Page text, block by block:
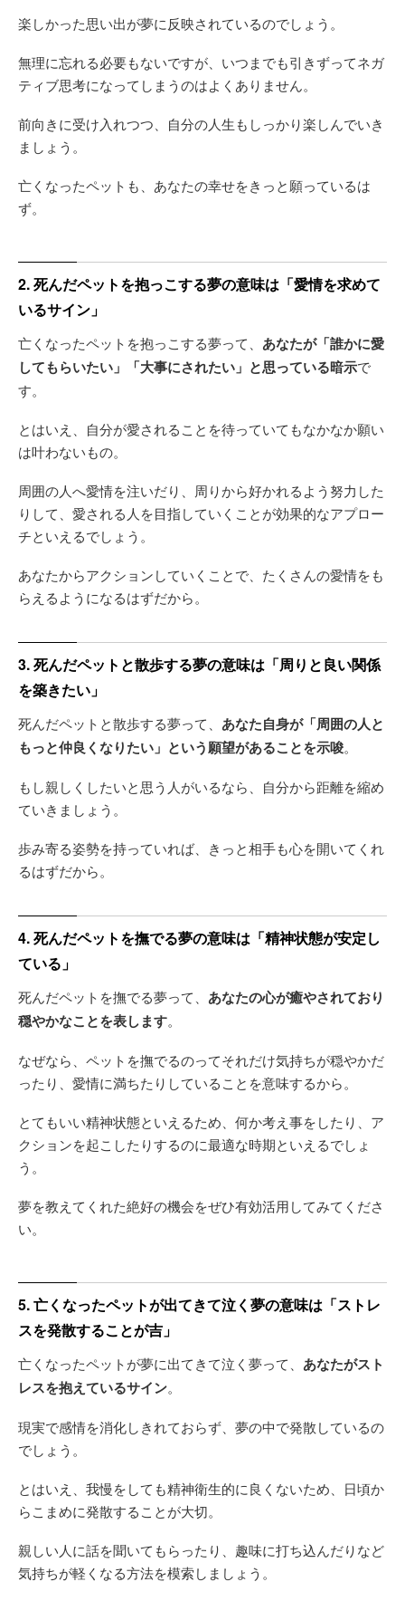
楽しかった思い出が夢に反映されているのでしょう。
無理に忘れる必要もないですが、いつまでも引きずってネガ
ティブ思考になってしまうのはよくありません。
前向きに受け入れつつ、自分の人生もしっかり楽しんでいき
ましょう。
亡くなったペットも、あなたの幸せをきっと願っているは
ず。
2. 死んだペットを抱っこする夢の意味は「愛情を求めて
いるサイン」
亡くなったペットを抱っこする夢って、 あなたが「誰かに愛
してもらいたい」「大事にされたい」と思っている暗示で
す。
とはいえ、自分が愛されることを待っていてもなかなか願い
は叶わないもの。
周囲の人へ愛情を注いだり、周りから好かれるよう努力した
りして、愛される人を目指していくことが効果的なアプロー
チといえるでしょう。
あなたからアクションしていくことで、たくさんの愛情をも
らえるようになるはずだから。
3. 死んだペットと散歩する夢の意味は「周りと良い関係
を築きたい」
死んだペットと散歩する夢って、 あなた自身が「周囲の人と
もっと仲良くなりたい」という願望があることを示唆。
もし親しくしたいと思う人がいるなら、自分から距離を縮め
ていきましょう。
歩み寄る姿勢を持っていれば、きっと相手も心を開いてくれ
るはずだから。
4. 死んだペットを撫でる夢の意味は「精神状態が安定し
ている」
死んだペットを撫でる夢って、 あなたの心が癒やされており
穏やかなことを表します。
なぜなら、ペットを撫でるのってそれだけ気持ちが穏やかだ
ったり、愛情に満ちたりしていることを意味するから。
とてもいい精神状態といえるため、何か考え事をしたり、ア
クションを起こしたりするのに最適な時期といえるでしょ
う。
夢を教えてくれた絶好の機会をぜひ有効活用してみてくださ
い。
5. 亡くなったペットが出てきて泣く夢の意味は「ストレ
スを発散することが吉」
亡くなったペットが夢に出てきて泣く夢って、 あなたがスト
レスを抱えているサイン。
現実で感情を消化しきれておらず、夢の中で発散しているの
でしょう。
とはいえ、我慢をしても精神衛生的に良くないため、日頃か
らこまめに発散することが大切。
親しい人に話を聞いてもらったり、趣味に打ち込んだりなど
気持ちが軽くなる方法を模索しましょう。